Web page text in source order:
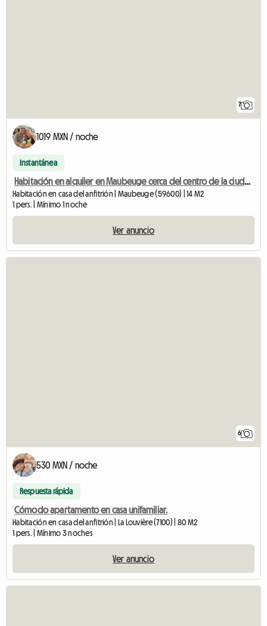
7
1019 MXN / noche
Instantánea
Habitación en alquiler en Maubeuge cerca del centro de la ciudad.
Habitación en casa del anfitrión | Maubeuge (59600) | 14 M2
1 pers. | Mínimo 1 noche
Ver anuncio
6
530 MXN / noche
Respuesta rápida
Cómodo apartamento en casa unifamiliar.
Habitación en casa del anfitrión | La Louvière (7100) | 80 M2
1 pers. | Mínimo 3 noches
Ver anuncio